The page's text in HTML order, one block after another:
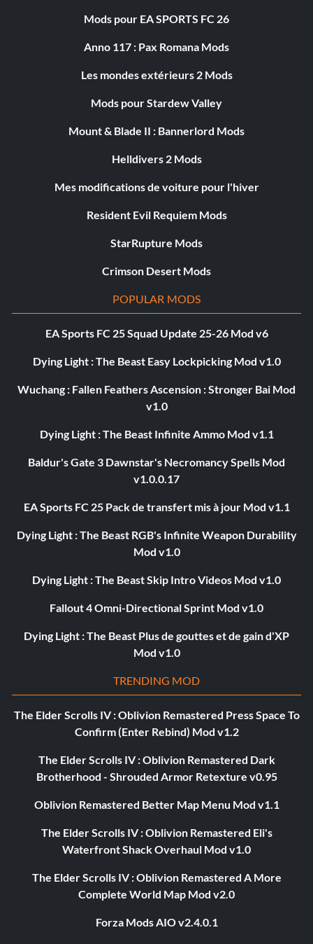
Mods pour EA SPORTS FC 26
Anno 117 : Pax Romana Mods
Les mondes extérieurs 2 Mods
Mods pour Stardew Valley
Mount & Blade II : Bannerlord Mods
Helldivers 2 Mods
Mes modifications de voiture pour l'hiver
Resident Evil Requiem Mods
StarRupture Mods
Crimson Desert Mods
POPULAR MODS
EA Sports FC 25 Squad Update 25-26 Mod v6
Dying Light : The Beast Easy Lockpicking Mod v1.0
Wuchang : Fallen Feathers Ascension : Stronger Bai Mod
v1.0
Dying Light : The Beast Infinite Ammo Mod v1.1
Baldur's Gate 3 Dawnstar's Necromancy Spells Mod
v1.0.0.17
EA Sports FC 25 Pack de transfert mis à jour Mod v1.1
Dying Light : The Beast RGB's Infinite Weapon Durability
Mod v1.0
Dying Light : The Beast Skip Intro Videos Mod v1.0
Fallout 4 Omni-Directional Sprint Mod v1.0
Dying Light : The Beast Plus de gouttes et de gain d'XP
Mod v1.0
TRENDING MOD
The Elder Scrolls IV : Oblivion Remastered Press Space To
Confirm (Enter Rebind) Mod v1.2
The Elder Scrolls IV : Oblivion Remastered Dark
Brotherhood - Shrouded Armor Retexture v0.95
Oblivion Remastered Better Map Menu Mod v1.1
The Elder Scrolls IV : Oblivion Remastered Eli's
Waterfront Shack Overhaul Mod v1.0
The Elder Scrolls IV : Oblivion Remastered A More
Complete World Map Mod v2.0
Forza Mods AIO v2.4.0.1